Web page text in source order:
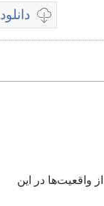
دانلود
گزینه‌هتی
واقعیت‌ها در این